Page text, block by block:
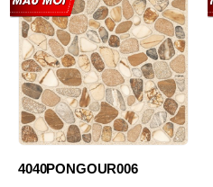
4040PONGOUR006